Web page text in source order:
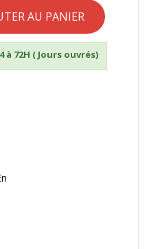
AU PANIER
à 72H ( Jours ouvrés)